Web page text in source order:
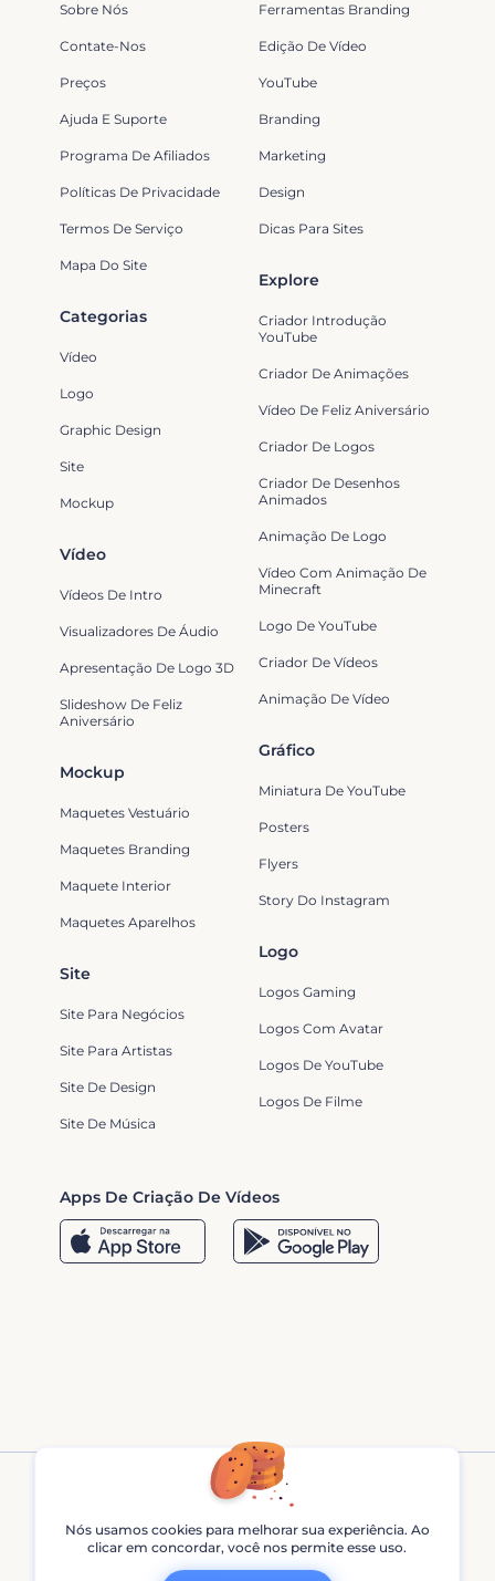
Sobre Nós
Contate-Nos
Preços
Ajuda E Suporte
Programa De Afiliados
Políticas De Privacidade
Termos De Serviço
Mapa Do Site
Mockup
Maquetes Vestuário
Maquetes Branding
Maquete Interior
Maquetes Aparelhos
Ferramentas Branding
Edição De Vídeo
YouTube
Branding
Marketing
Design
Dicas Para Sites
Gráfico
Miniatura De YouTube
Posters
Flyers
Story Do Instagram
Categorias
Vídeo
Logo
Graphic Design
Site
Mockup
Logo
Logos Gaming
Logos Com Avatar
Logos De YouTube
Logos De Filme
Explore
Criador Introdução
YouTube
Criador De Animações
Vídeo De Feliz Aniversário
Criador De Logos
Criador De Desenhos
Animados
Animação De Logo
Vídeo Com Animação De
Minecraft
Logo De YouTube
Criador De Vídeos
Animação De Vídeo
Apps De Criação De Vídeos
Vídeo
Vídeos De Intro
Visualizadores De Áudio
Apresentação De Logo 3D
Slideshow De Feliz
Aniversário
Site
Site Para Negócios
Site Para Artistas
Site De Design
Site De Música
Renderforest © 2013 - 2026
Nós usamos cookies para melhorar sua experiência. Ao
clicar em concordar, você nos permite esse uso.